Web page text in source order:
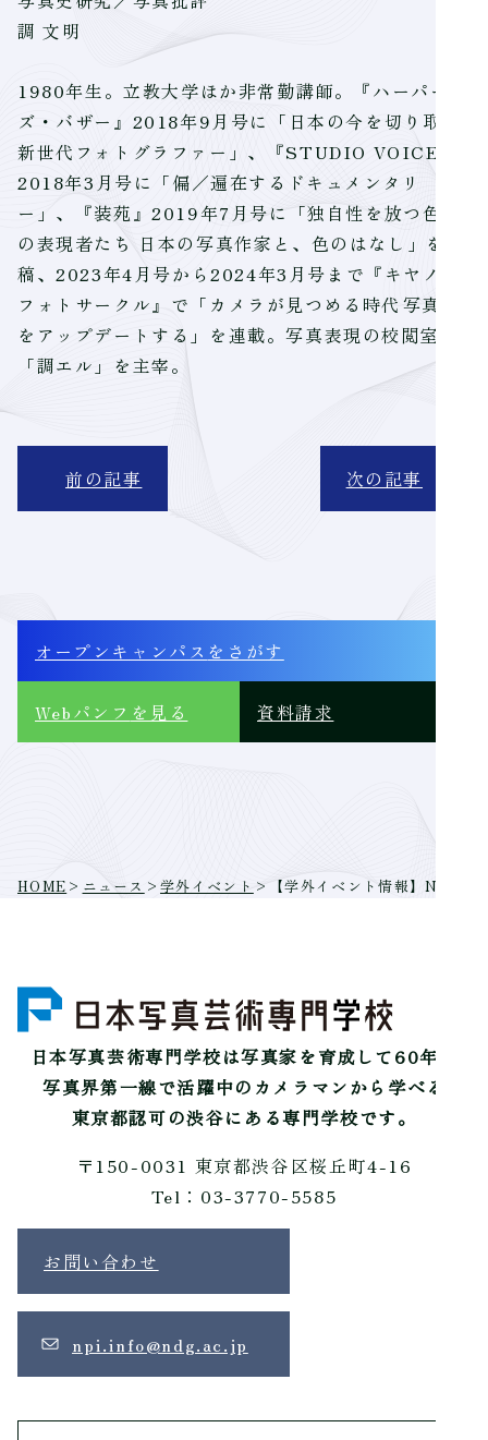
調 文明
1980年生。立教大学ほか非常勤講師。『ハーパー
ズ・バザー』2018年9月号に「日本の今を切り取る
新世代フォトグラファー」、『STUDIO VOICE』
2018年3月号に「偏／遍在するドキュメンタリ
ー」、『装苑』2019年7月号に「独自性を放つ色彩
の表現者たち 日本の写真作家と、色のはなし」を寄
稿、2023年4月号から2024年3月号まで『キヤノン
フォトサークル』で「カメラが見つめる時代――写真史
をアップデートする」を連載。写真表現の校閲室
「調エル」を主宰。
前の記事 次の記事
オープンキャンパス をさがす
Webパンフ を見る 資料請求
HOME > ニュース >学外イベント > 【学外イベント情報】NPI卒
日本写真芸術専門学校は写真家を育成して60年。
写真界第一線で活躍中のカメラマンから学べる
東京都認可の渋谷にある専門学校です。
〒150-0031 東京都渋谷区桜丘町4-16
Tel：03-3770-5585
お問い合わせ
npi.info@ndg.ac.jp